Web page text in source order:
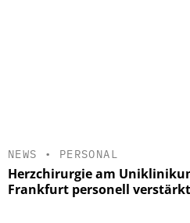
NEWS • PERSONAL
Herzchirurgie am
Frankfurt personell verstärkt